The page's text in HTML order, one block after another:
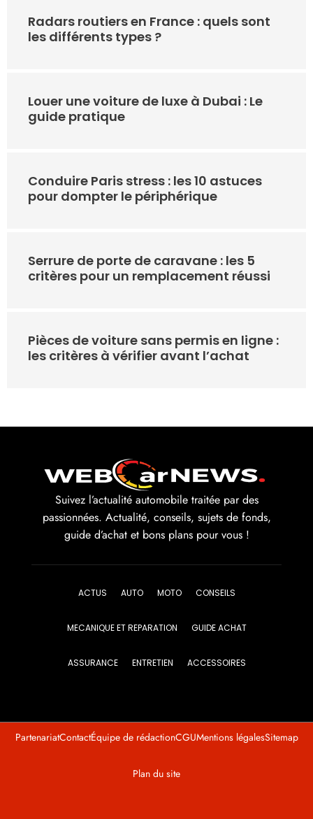
Radars routiers en France : quels sont
les différents types ?
Louer une voiture de luxe à Dubai : Le
guide pratique
Conduire Paris stress : les 10 astuces
pour dompter le périphérique
Serrure de porte de caravane : les 5
critères pour un remplacement réussi
Pièces de voiture sans permis en ligne :
les critères à vérifier avant l’achat
Suivez l’actualité automobile traitée par des
passionnées. Actualité, conseils, sujets de fonds,
guide d’achat et bons plans pour vous !
ACTUS AUTO MOTO CONSEILS
MECANIQUE ET REPARATION GUIDE ACHAT
ASSURANCE ENTRETIEN ACCESSOIRES
PartenariatContactÉquipe de rédactionCGUMentions légalesSitemap
Plan du site